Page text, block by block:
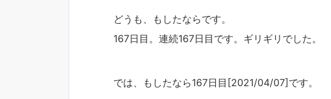
どうも、もしたならです。
167日目。連続167日目です。ギリギリでした。
では、もしたなら167日目[2021/04/07]です。